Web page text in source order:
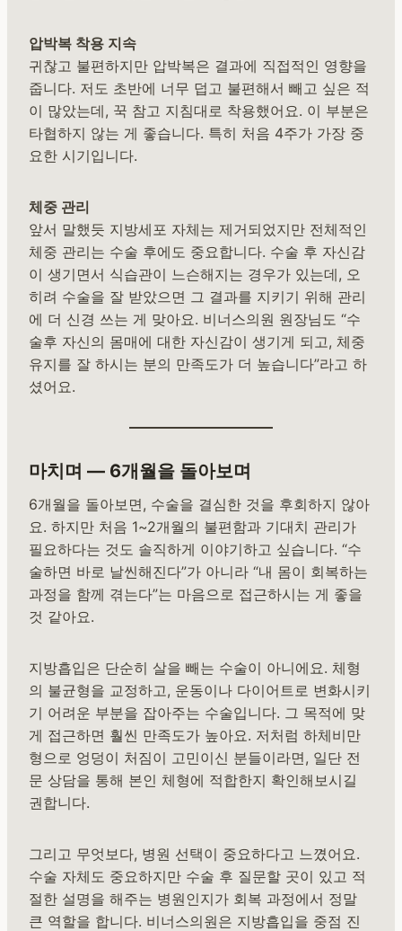
압박복 착용 지속
귀찮고 불편하지만 압박복은 결과에 직접적인 영향을
줍니다. 저도 초반에 너무 덥고 불편해서 빼고 싶은 적
이 많았는데, 꾹 참고 지침대로 착용했어요. 이 부분은
타협하지 않는 게 좋습니다. 특히 처음 4주가 가장 중
요한 시기입니다.
체중 관리
앞서 말했듯 지방세포 자체는 제거되었지만 전체적인
체중 관리는 수술 후에도 중요합니다. 수술 후 자신감
이 생기면서 식습관이 느슨해지는 경우가 있는데, 오
히려 수술을 잘 받았으면 그 결과를 지키기 위해 관리
에 더 신경 쓰는 게 맞아요. 비너스의원 원장님도 “수
술후 자신의 몸매에 대한 자신감이 생기게 되고, 체중
유지를 잘 하시는 분의 만족도가 더 높습니다”라고 하
셨어요.
마치며 — 6개월을 돌아보며
6개월을 돌아보면, 수술을 결심한 것을 후회하지 않아
요. 하지만 처음 1~2개월의 불편함과 기대치 관리가
필요하다는 것도 솔직하게 이야기하고 싶습니다. “수
술하면 바로 날씬해진다”가 아니라 “내 몸이 회복하는
과정을 함께 겪는다”는 마음으로 접근하시는 게 좋을
것 같아요.
지방흡입은 단순히 살을 빼는 수술이 아니에요. 체형
의 불균형을 교정하고, 운동이나 다이어트로 변화시키
기 어려운 부분을 잡아주는 수술입니다. 그 목적에 맞
게 접근하면 훨씬 만족도가 높아요. 저처럼 하체비만
형으로 엉덩이 처짐이 고민이신 분들이라면, 일단 전
문 상담을 통해 본인 체형에 적합한지 확인해보시길
권합니다.
그리고 무엇보다, 병원 선택이 중요하다고 느꼈어요.
수술 자체도 중요하지만 수술 후 질문할 곳이 있고 적
절한 설명을 해주는 병원인지가 회복 과정에서 정말
큰 역할을 합니다. 비너스의원은 지방흡입을 중점 진